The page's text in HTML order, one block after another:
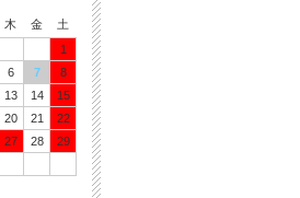
木 金
土
1
6 7
8
13 14
15
20 21
22
27 28
29